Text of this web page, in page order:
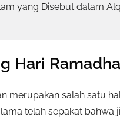
yang Disebut dalam
Hari
merupakan salah satu
telah sepakat bahwa